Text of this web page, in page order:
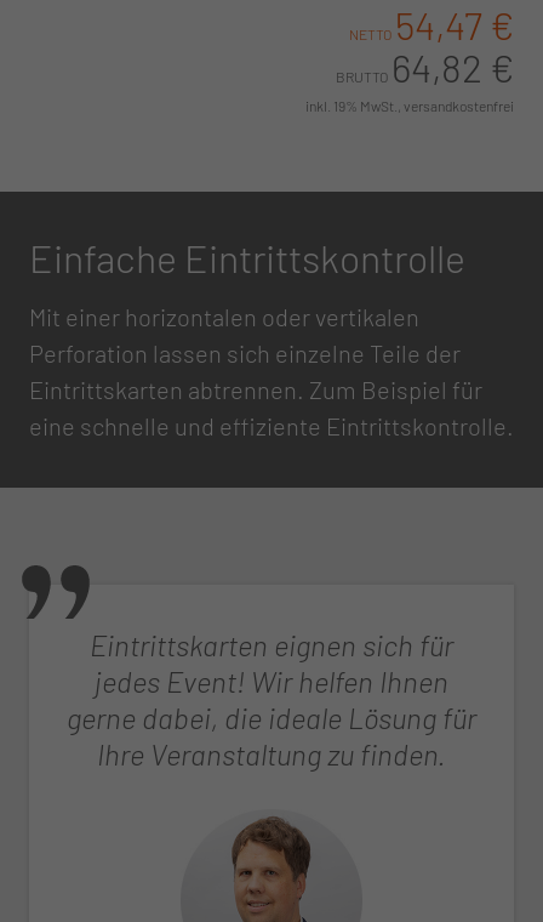
NETTO 54,47 €
BRUTTO 64,82 €
inkl. 19% MwSt., versandkostenfrei
Einfache Eintrittskontrolle
Mit einer horizontalen oder vertikalen
Perforation lassen sich einzelne Teile der
Eintrittskarten abtrennen. Zum Beispiel für
eine schnelle und effiziente Eintrittskontrolle.
Eintrittskarten eignen sich für
jedes Event! Wir helfen Ihnen
gerne dabei, die ideale Lösung für
Ihre Veranstaltung zu finden.